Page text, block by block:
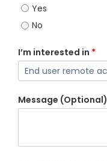
Yes
No
I’m interested in *
Message (Optional)